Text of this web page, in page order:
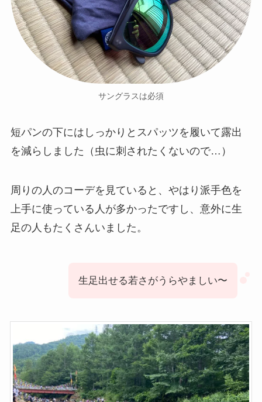
サングラスは必須
短パンの下にはしっかりとスパッツを履いて露出
を減らしました（虫に刺されたくないので…）
周りの人のコーデを見ていると、やはり派手色を
上手に使っている人が多かったですし、意外に生
足の人もたくさんいました。
生足出せる若さがうらやましい〜